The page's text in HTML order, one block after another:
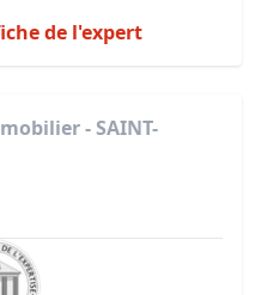
de l'expert
- SAINT-